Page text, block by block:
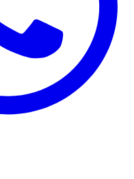
je
keineswegs